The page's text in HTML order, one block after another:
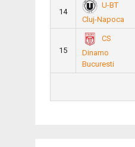
14
U-BT
Cluj-Napoca
15
CS
Dinamo
Bucuresti